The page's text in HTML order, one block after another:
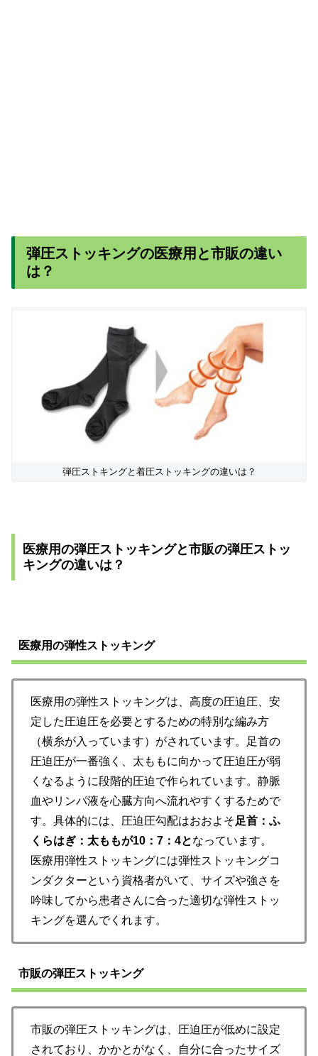
弾圧ストッキングの医療用と市販の違い
は？
弾圧ストキングと着圧ストッキングの違いは？
医療用の弾圧ストッキングと市販の弾圧ストッ
キングの違いは？
医療用の弾性ストッキング
医療用の弾性ストッキングは、高度の圧迫圧、安
定した圧迫圧を必要とするための特別な編み方
（横糸が入っています）がされています。足首の
圧迫圧が一番強く、太ももに向かって圧迫圧が弱
くなるように段階的圧迫で作られています。静脈
血やリンパ液を心臓方向へ流れやすくするためで
す。具体的には、圧迫圧勾配はおおよそ足首：ふ
くらはぎ：太ももが10：7：4となっています。
医療用弾性ストッキングには弾性ストッキングコ
ンダクターという資格者がいて、サイズや強さを
吟味してから患者さんに合った適切な弾性ストッ
キングを選んでくれます。
市販の弾圧ストッキング
市販の弾圧ストッキングは、圧迫圧が低めに設定
されており、かかとがなく、自分に合ったサイズ